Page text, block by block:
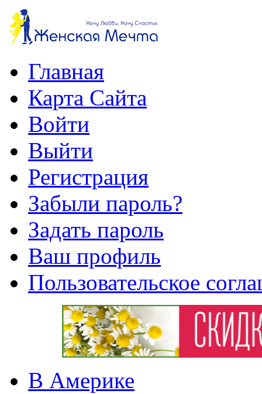
Главная
Карта Сайта
Войти
Выйти
Регистрация
Забыли пароль?
Задать пароль
Ваш профиль
Пользовательское
В Америке